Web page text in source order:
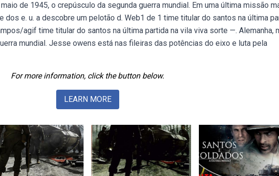
de 1945, o crepúsculo da segunda guerra mundial. Em uma última missão
dos e. u. a descobre um pelotão d. Web1 de 1 time titular do santos na última
agif time titular do santos na última partida na vila viva sorte —. Alemanha,
mundial. Jesse owens está nas fileiras das potências do eixo e luta pela
For more information, click the button below.
LEARN MORE